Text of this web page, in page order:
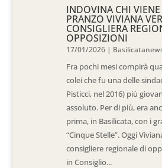
INDOVINA CHI
PRANZO VIVIANA
CONSIGLIERA
OPPOSIZIONI
17/01/2026 |
Fra pochi mesi compirà
colei che fu una delle
Pisticci, nel 2016) più
assoluto. Per di più, era
prima, in Basilicata, con i
“Cinque Stelle”. Oggi
consigliere regionale di
in Consiglio...